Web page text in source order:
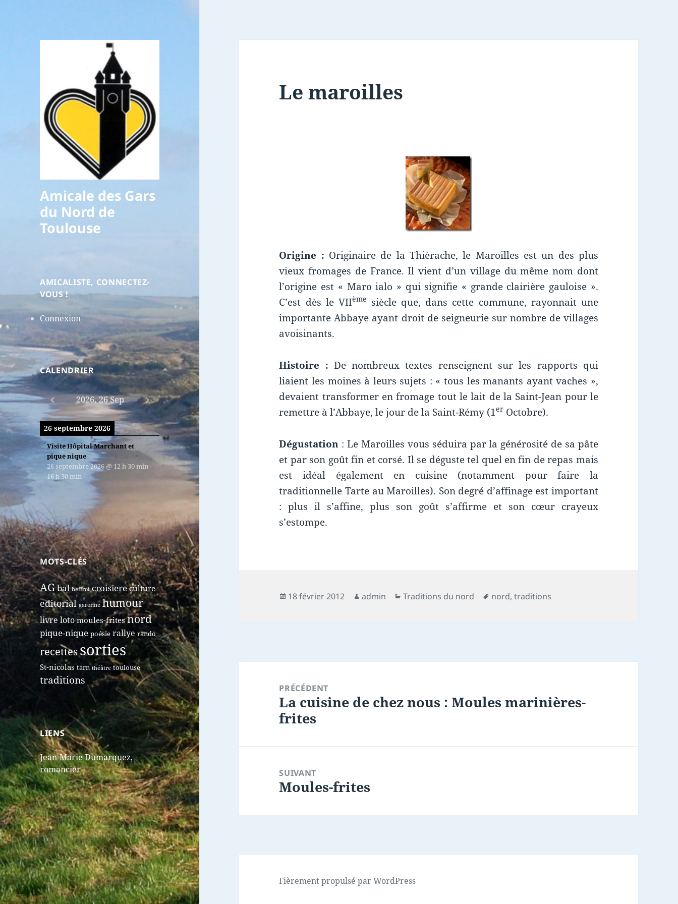
Amicale des Gars
du Nord de
Toulouse
AMICALISTE, CONNECTEZ-
VOUS !
Connexion
CALENDRIER
2026, 26 Sep
26 septembre 2026
Visite Hôpital Marchant et
pique nique
26 septembre 2026 @ 12 h 30 min-
16 h 30 min
MOTS-CLÉS
AGbal beffroi croisiereculture
editorial garonne humour
livre lotomoules-fritesnord
pique-nique poésie rallye rando
recettessorties
St-nicolas tarn théâtre toulouse
traditions
LIENS
Jean-Marie Dumarquez,
romancier
Le maroilles
Origine : Originaire de la Thièrache, le Maroilles est un des plus
vieux fromages de France. Il vient d’un village du même nom dont
l’origine est « Maro ialo » qui signifie « grande clairière gauloise ».
C’est dès le VIIème siècle que, dans cette commune, rayonnait une
importante Abbaye ayant droit de seigneurie sur nombre de villages
avoisinants.
Histoire : De nombreux textes renseignent sur les rapports qui
liaient les moines à leurs sujets : « tous les manants ayant vaches »,
devaient transformer en fromage tout le lait de la Saint-Jean pour le
remettre à l’Abbaye, le jour de la Saint-Rémy (1er Octobre).
Dégustation : Le Maroilles vous séduira par la générosité de sa pâte
et par son goût fin et corsé. Il se déguste tel quel en fin de repas mais
est idéal également en cuisine (notamment pour faire la
traditionnelle Tarte au Maroilles). Son degré d’affinage est important
: plus il s’affine, plus son goût s’affirme et son cœur crayeux
s’estompe.
Publié
18 février 2012 Auteur
admin Catégories
Traditions du nord
Mots-
nord,traditions
PRÉCÉDENT
Article
précédent :
La cuisine de chez nous : Moules marinières-
frites
SUIVANT
Article
Moules-frites
Fièrement propulsé par WordPress